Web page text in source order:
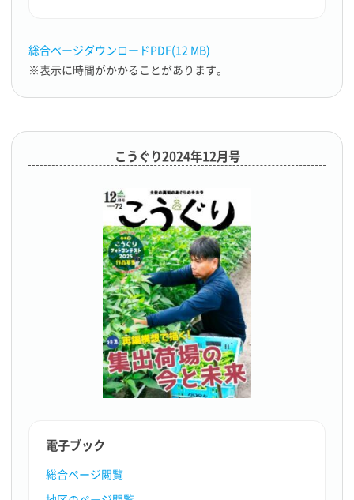
総合ページダウンロードPDF(12 MB)
※表示に時間がかかることがあります。
こうぐり2024年12月号
電子ブック
総合ページ閲覧